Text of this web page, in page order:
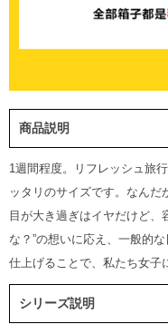
商品説明
1週間程度。リフレッシュ旅
ッタリのサイズです。なんだ
目が大き過ぎはイヤだけど、
な？”の想いに応え、一般的
仕上げることで、私たち女子
シリーズ説明